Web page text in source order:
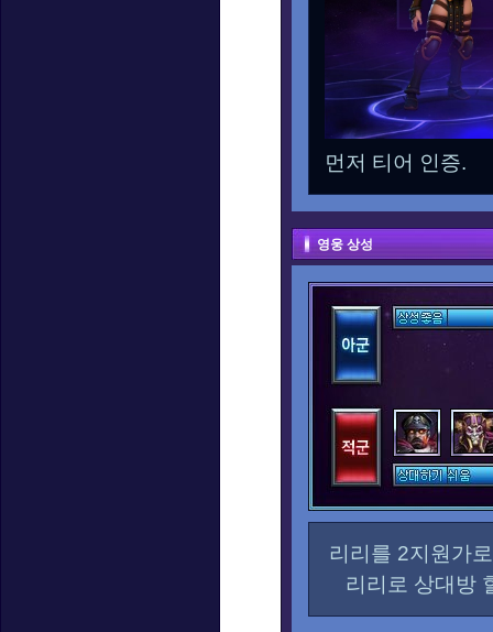
먼저 티어 인증.
영웅 상성
리리를 2지원가
리리로 상대방